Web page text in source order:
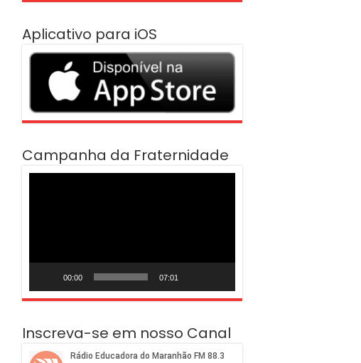
Aplicativo para iOS
Campanha da Fraternidade
00:00 07:01
Inscreva-se em nosso Canal